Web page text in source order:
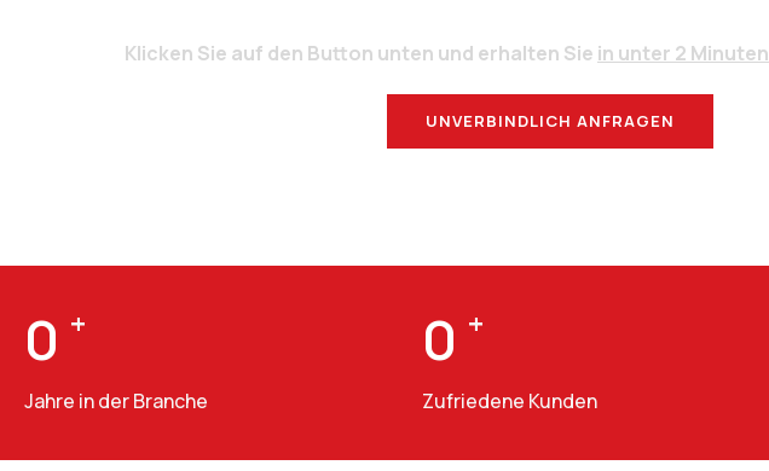
Klicken Sie auf den Button unten und erhalten Sie in unter 2 Minuten
UNVERBINDLICH ANFRAGEN
0 +
Jahre in der Branche
0 +
Zufriedene Kunden